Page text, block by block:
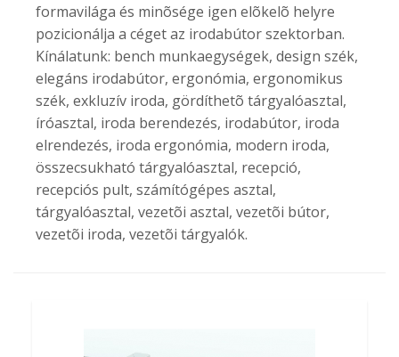
formavilága és minõsége igen elõkelõ helyre
pozicionálja a céget az irodabútor szektorban.
Kínálatunk: bench munkaegységek, design szék,
elegáns irodabútor, ergonómia, ergonomikus
szék, exkluzív iroda, gördíthetõ tárgyalóasztal,
íróasztal, iroda berendezés, irodabútor, iroda
elrendezés, iroda ergonómia, modern iroda,
összecsukható tárgyalóasztal, recepció,
recepciós pult, számítógépes asztal,
tárgyalóasztal, vezetõi asztal, vezetõi bútor,
vezetõi iroda, vezetõi tárgyalók.